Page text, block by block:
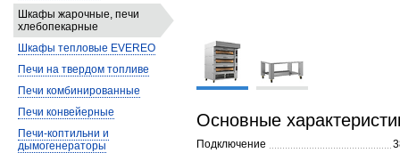
Основные
Подключение
Шкафы жарочные, печи
хлебопекарные
Шкафы тепловые EVEREO
Печи на твердом топливе
Печи комбинированные
Печи конвейерные
Печи-коптильни и
дымогенераторы